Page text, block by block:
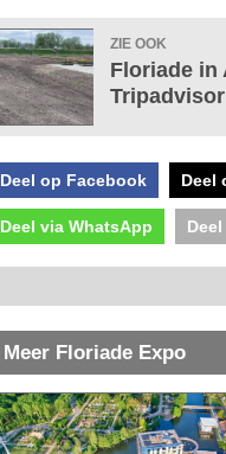
ZIE OOK
Floriade in
Deel op Facebook Deel
Deel via WhatsApp
Meer Floriade Expo